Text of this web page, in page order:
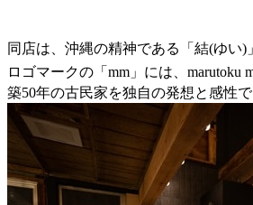
同店は、沖縄の精神である「結(ゆい)
ロゴマークの「mm」には、
築50年の古民家を独自の発想と感性